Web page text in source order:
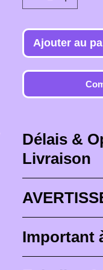
Ajouter au
Délais &
Livraison
Les délais de
des délais
4 semaines),
il est
devant le
Important